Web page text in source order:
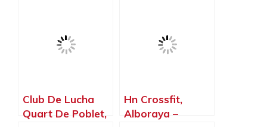
Club De Lucha
Quart De Poblet,
Hn Crossfit,
Alboraya –